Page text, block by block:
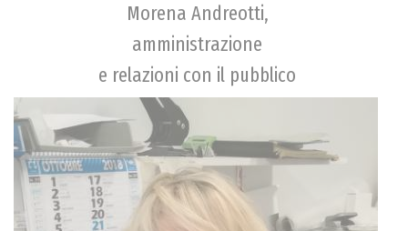
Morena Andreotti,
amministrazione
e relazioni con il pubblico